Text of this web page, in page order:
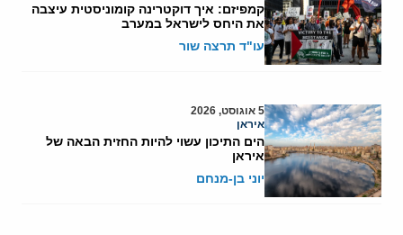
קמפיזם: איך דוקטרינה קומוניסטית עיצבה
את היחס לישראל במערב
עו"ד תרצה שור
5 אוגוסט, 2026
איראן
הים התיכון עשוי להיות החזית הבאה של
איראן
יוני בן-מנחם